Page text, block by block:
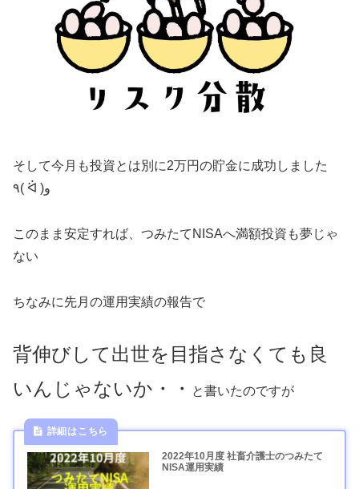
そして今月も投資とは別に2万円の貯金に成功しました
٩( ᐛ )و
このまま安定すれば、つみたてNISAへ満額投資も夢じゃ
ない
ちなみに先月の運用実績の報告で
背伸びして出世を目指さなくても良
いんじゃないか・・
と書いたのですが
2022年10月度 社畜介護士のつみたて
NISA運用実績